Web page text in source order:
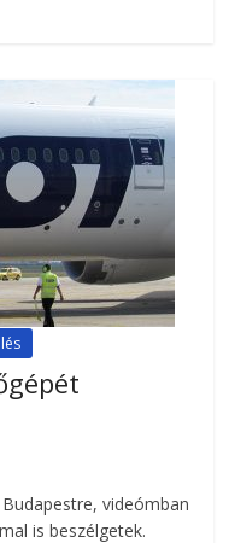
videómban
is beszélgetek.